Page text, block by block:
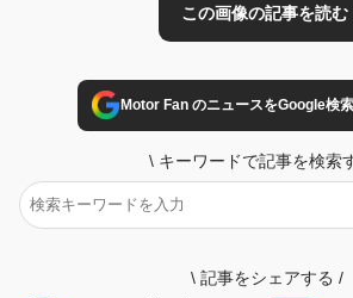
Motor Fan のニュースをGoogle検
\ キーワードで記事を検索
\ 記事をシェアする /